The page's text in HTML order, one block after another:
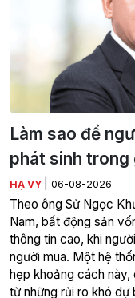
Làm sao để
phát sinh trong
HẠ VY 06-08-2026
Theo ông Sử Ngọc
Nam, bất động sản
thông tin cao, khi
người mua. Một hệ
hẹp khoảng cách này,
từ những rủi ro khó dự